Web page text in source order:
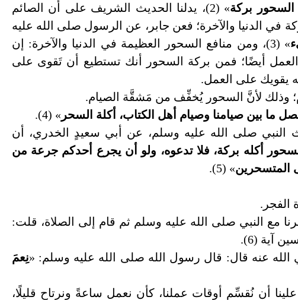
بركة
» (2)، يدلنا الحديث الشريف على أن الصائم
في الدنيا والآخرة؛ فعن جابر، عن الرسول صلى الله عليه
» (3)، ومن منافع السحور العظيمة في الدنيا والآخرة: إن
العمل أيضًا؛ فمن بركة السحور أنك تستطيع أن تَقوى على
يقويك على العمل.
وذلك لأنَّ السحور يُخفِّف من مَشقَّة الصيام.
ما بين صيامنا وصيام أهل الكتاب، أكلة السحر » (4).
صلى الله عليه وسلم، عن أبي سعيدٍ الخدري، أن
أكله بركة، فلا تدعوه، ولو أن يجرع أحدكم جرعة من
المتسحرين» (5).
الفجر.
مع النبي صلى الله عليه وسلم ثم قام إلى الصلاة، قلت:
آية (6).
عنه قال: قال رسول الله صلى الله عليه وسلم: «نِعمَ
أن نُقسِّم أوقات عملنا، كأن نعمل ساعةً ونرتاح قليلًا،